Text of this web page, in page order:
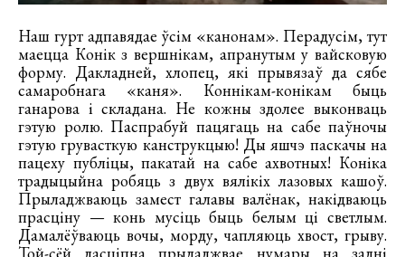
Наш гурт адпавядае ўсім «канонам». Перадусім, тут
маецца Конік з вершнікам, апранутым у вайсковую
форму. Дакладней, хлопец, які прывязаў да сябе
самаробнага «каня». Коннікам-конікам быць
ганарова і складана. Не кожны здолее выконваць
гэтую ролю. Паспрабуй пацягаць на сабе паўночы
гэтую грувасткую канструкцыю! Ды яшчэ паскачы на
пацеху публіцы, пакатай на сабе ахвотных! Коніка
традыцыйна робяць з двух вялікіх лазовых кашоў.
Прыладжваюць замест галавы валёнак, накідваюць
прасціну — конь мусіць быць белым ці светлым.
Дамалёўваюць вочы, морду, чапляюць хвост, грыву.